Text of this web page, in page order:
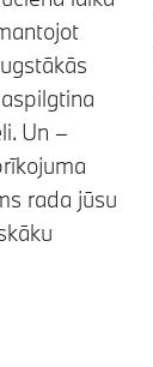
Un –
rada jūsu